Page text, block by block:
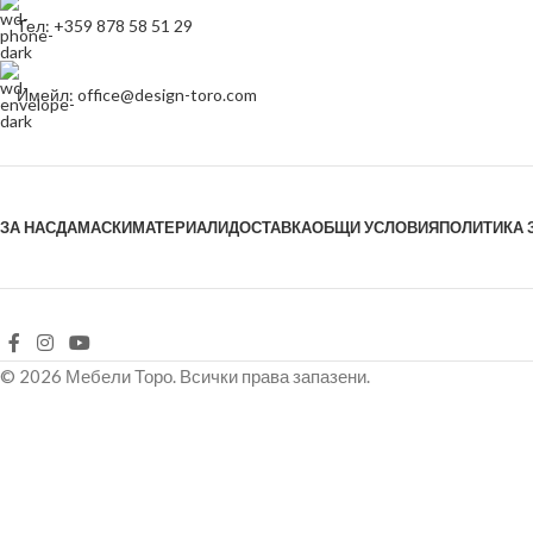
Тел: +359 878 58 51 29
Имейл: office@design-toro.com
ЗА НАСДАМАСКИМАТЕРИАЛИДОСТАВКАОБЩИ УСЛОВИЯПОЛИТИКА
© 2026 Мебели Торо. Всички права запазени.